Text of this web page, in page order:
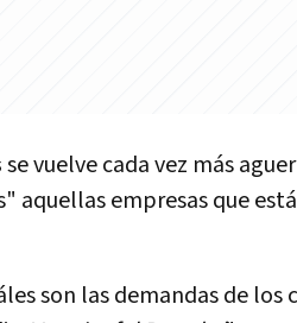
se vuelve cada vez más
aquellas empresas que
son las demandas de los